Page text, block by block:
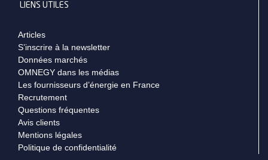
LIENS UTILES
Articles
S’inscrire à la newsletter
Données marchés
OMNEGY dans les médias
Les fournisseurs d’énergie en France
Recrutement
Questions fréquentes
Avis clients
Mentions légales
Politique de confidentialité